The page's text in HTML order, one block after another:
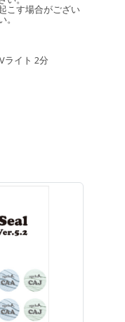
こす場合がござい
ライト 2分